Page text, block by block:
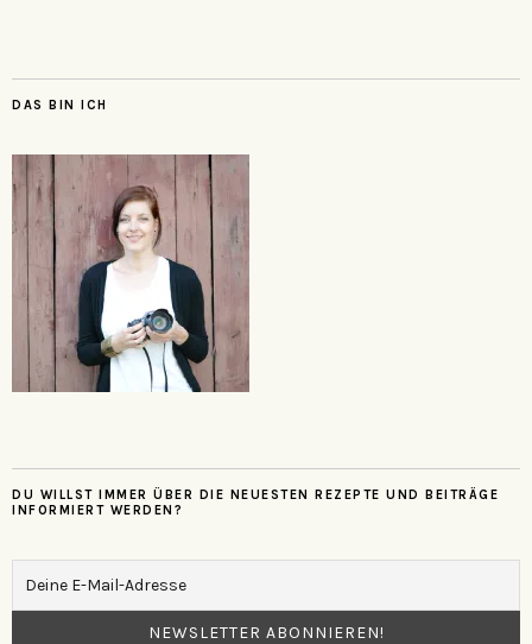
DAS BIN ICH
DU WILLST IMMER ÜBER DIE NEUESTEN REZEPTE UND BEITRÄGE
INFORMIERT WERDEN?